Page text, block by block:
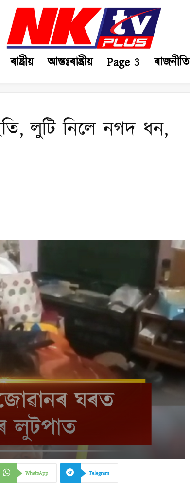
ৰাষ্ট্ৰীয় আন্তঃৰাষ্ট্ৰীয় Page 3 ৰাজনীতি
লুটি নিলে নগদ ধন,
WhatsApp Telegram